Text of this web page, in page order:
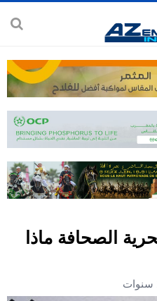
الصحافة ماذا